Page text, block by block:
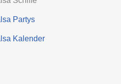
Partys
Kalender